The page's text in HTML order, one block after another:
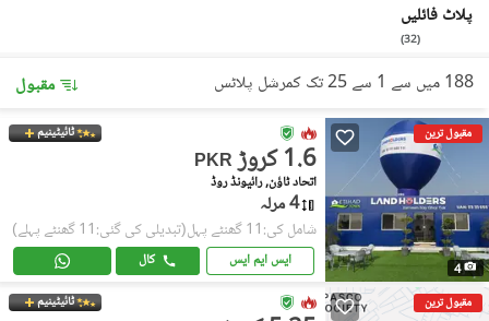
پلاٹ فائلیں
(
32
)
188 میں سے 1 سے 25 تک کمرشل پلاٹس مقبول
مقبول ترین
4
ٹائیٹینیم
PKR 1.6 کروڑ
اتحاد ٹاؤن, رائیونڈ روڈ
4 مرلہ
شامل کی:11 گھنٹے پہل (تبدیلی کی گئی:11 گھنٹے پہلے)
ایس ایم ایس کال
مقبول ترین ٹائیٹینیم